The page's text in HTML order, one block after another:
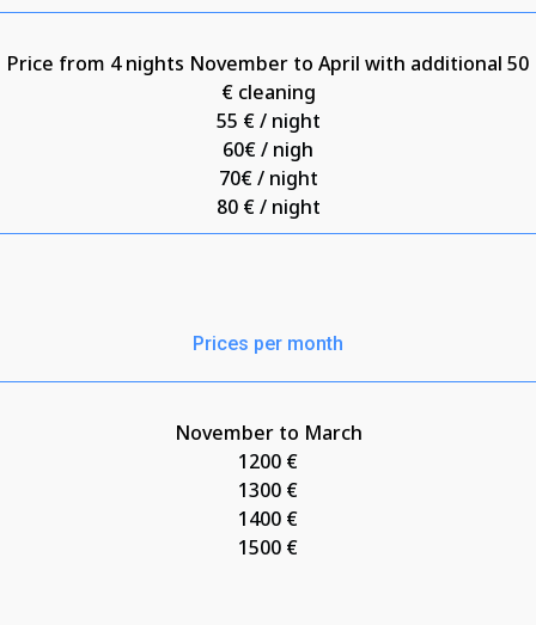
Price from 4 nights November to April with additional 50
€ cleaning
55 € / night
60€ / nigh
70€ / night
80 € / night
Prices per month
November to March
1200 €
1300 €
1400 €
1500 €